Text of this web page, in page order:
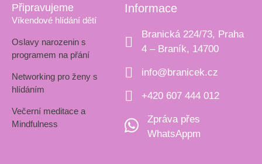
Připravujeme
Víkendové hlídání dětí
Oslavy narozenin s
programem na přání
Networking pro ženy s
hlídáním
Večerní meditace a
Mindfulness
Informace
Branická 224/73, Praha
4 – Braník, 14700
info@branicek.cz
+420 607 444 012
Zpráva přes
WhatsAppm